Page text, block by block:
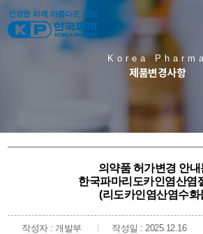
Korea
제품변경사항
의약품 허가변경 안내
한국파마리도카인염산염
(리도카인염산염수화
작성자 : 개발부 작성일 : 2025.12.16